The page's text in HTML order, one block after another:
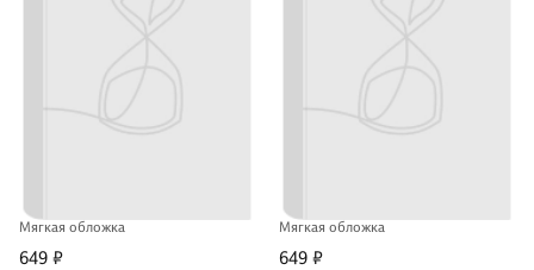
Мягкая обложка
649 ₽
Мягкая обложка
649 ₽